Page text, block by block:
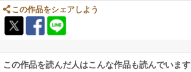
この作品をシェアしよう
この作品を読んだ人はこんな作品も読んでいます